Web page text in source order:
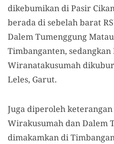
dikebumikan di Pasir
berada di sebelah barat
Dalem Tumenggung
Timbanganten, sedangkan
Wiranatakusumah
Leles, Garut.
Juga diperoleh
Wirakusumah dan Dalem
dimakamkan di